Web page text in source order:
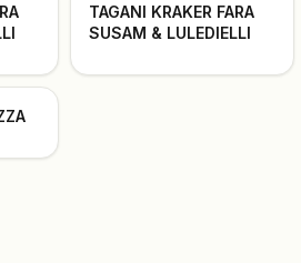
TAGANI KRAKER FARA
SUSAM & LULEDIELLI